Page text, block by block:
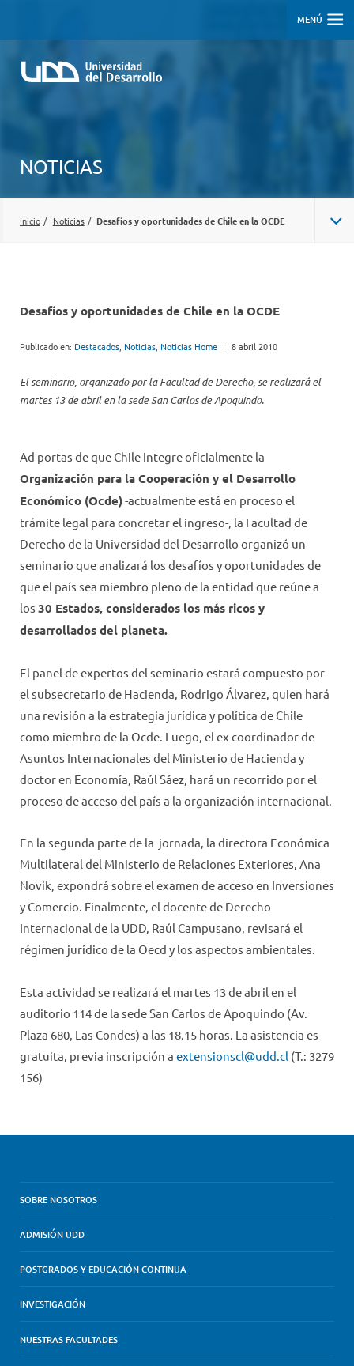
MENÚ
NOTICIAS
Inicio / Noticias / Desafíos y oportunidades de Chile en la OCDE
Desafíos y oportunidades de Chile en la OCDE
Publicado en: Destacados Noticias Noticias Home | 8 abril 2010
El seminario, organizado por la Facultad de Derecho, se realizará el
martes 13 de abril en la sede San Carlos de Apoquindo.
Ad portas de que Chile integre oficialmente la
Organización para la Cooperación y el Desarrollo
Económico (Ocde)-actualmente está en proceso el
trámite legal para concretar el ingreso-, la Facultad de
Derecho de la Universidad del Desarrollo organizó un
seminario que analizará los desafíos y oportunidades de
que el país sea miembro pleno de la entidad que reúne a
los 30 Estados, considerados los más ricos y
desarrollados del planeta.
El panel de expertos del seminario estará compuesto por
el subsecretario de Hacienda, Rodrigo Álvarez, quien hará
una revisión a la estrategia jurídica y política de Chile
como miembro de la Ocde. Luego, el ex coordinador de
Asuntos Internacionales del Ministerio de Hacienda y
doctor en Economía, Raúl Sáez, hará un recorrido por el
proceso de acceso del país a la organización internacional.
En la segunda parte de la jornada, la directora Económica
Multilateral del Ministerio de Relaciones Exteriores, Ana
Novik, expondrá sobre el examen de acceso en Inversiones
y Comercio. Finalmente, el docente de Derecho
Internacional de la UDD, Raúl Campusano, revisará el
régimen jurídico de la Oecd y los aspectos ambientales.
Esta actividad se realizará el martes 13 de abril en el
auditorio 114 de la sede San Carlos de Apoquindo (Av.
Plaza 680, Las Condes) a las 18.15 horas. La asistencia es
gratuita, previa inscripción a extensionscl@udd.cl (T.: 3279
156)
SOBRE NOSOTROS
ADMISIÓN UDD
POSTGRADOS Y EDUCACIÓN CONTINUA
INVESTIGACIÓN
NUESTRAS FACULTADES